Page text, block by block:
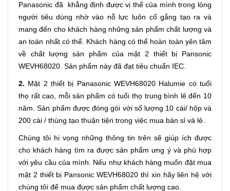
Panasonic đã khẳng định được vị thế của mình trong lòng
người tiêu dùng nhờ vào nỗ lực luôn cố gắng tạo ra và
mang đến cho khách hàng những sản phẩm chất lượng và
an toàn nhất có thể. Khách hàng có thể hoàn toàn yên tâm
về chất lượng sản phẩm của mặt 2 thiết bị Pansonic
WEVH68020. Sản phẩm này đã đạt tiêu chuẩn IEC.
2. Mặt 2 thiết bị Panasonic WEVH68020 Halumie có tuổi
thọ rất cao, mỗi sản phẩm có tuổi thọ trung bình lê đến 10
năm. Sản phẩm được đóng gói với số lượng 10 cái/ hộp và
200 cái / thùng tạo thuận tiện trong việc mua bán sỉ và lẻ.
Chúng tôi hi vọng những thông tin trên sẽ giúp ích được
cho khách hàng tìm ra được sản phẩm ưng ý và phù hợp
với yêu cầu của mình. Nếu như khách hàng muốn đặt mua
mặt 2 thiết bị Pansonic WEVH68020 thì xin hãy liên hệ với
chúng tôi để mua được sản phẩm chất lượng cao.